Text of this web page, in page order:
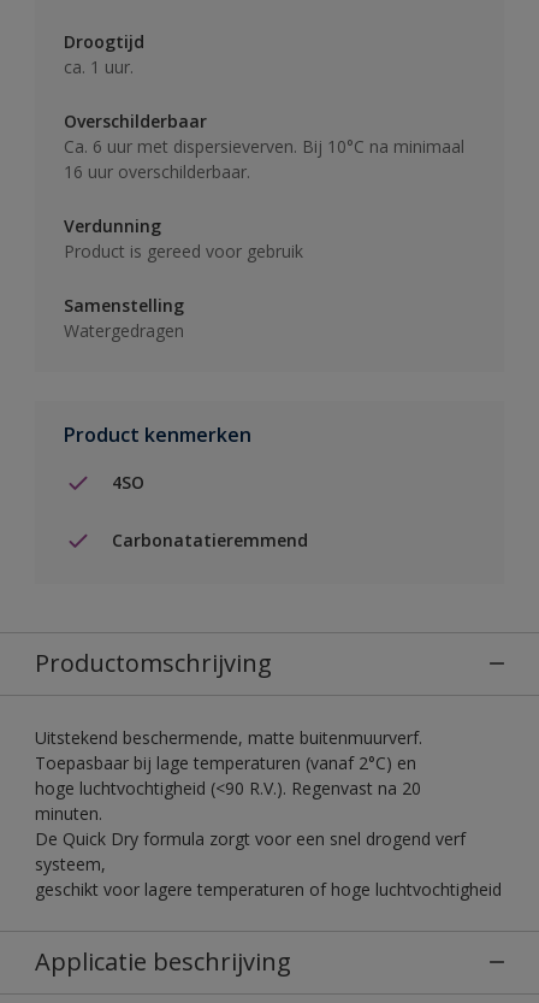
Droogtijd
ca. 1 uur.
Overschilderbaar
Ca. 6 uur met dispersieverven. Bij 10°C na minimaal
16 uur overschilderbaar.
Verdunning
Product is gereed voor gebruik
Samenstelling
Watergedragen
Product kenmerken
4SO
Carbonatatieremmend
Productomschrijving
Uitstekend beschermende, matte buitenmuurverf.
Toepasbaar bij lage temperaturen (vanaf 2°C) en
hoge luchtvochtigheid (<90 R.V.). Regenvast na 20
minuten.
De Quick Dry formula zorgt voor een snel drogend verf
systeem,
geschikt voor lagere temperaturen of hoge luchtvochtigheid
Applicatie beschrijving